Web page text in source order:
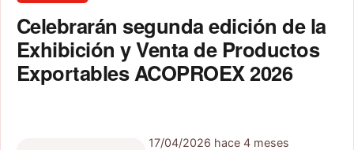
Celebrarán segunda edición de la
Exhibición y Venta de Productos
Exportables ACOPROEX 2026
17/04/2026 hace 4 meses